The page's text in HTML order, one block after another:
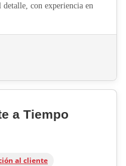
con experiencia en
a Tiempo
al cliente